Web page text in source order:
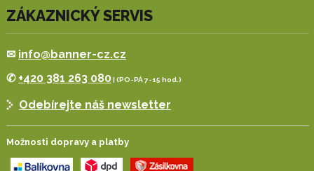
ZÁKAZNICKÝ SERVIS
✉ info@banner-cz.cz
✆ +420 381 263 080| (PO-PÁ 7-15 hod.)
Odebírejte náš newsletter
Možnosti dopravy a platby